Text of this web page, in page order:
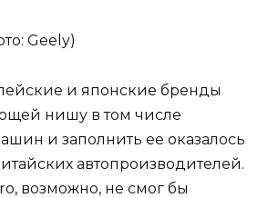
Geely)
и японские бренды
нишу в том числе
и заполнить ее оказалось
автопроизводителей.
возможно, не смог бы